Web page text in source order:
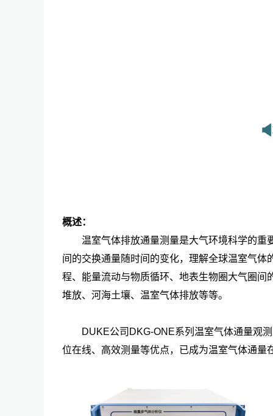
概述：
温室气体排放通量测量是大气环境科学的重
间的交换通量随时间的变化，理解全球温室气
程、能量流动与物质循环、地表生物圈大气圈
堆放、河海土壤、温室气体排放等等。
DUKE公司DKG-ONE系列温室气体通量观测
位在线、高效测量等优点，已成为温室气体通量